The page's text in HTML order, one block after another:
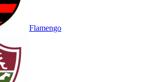
Flamengo